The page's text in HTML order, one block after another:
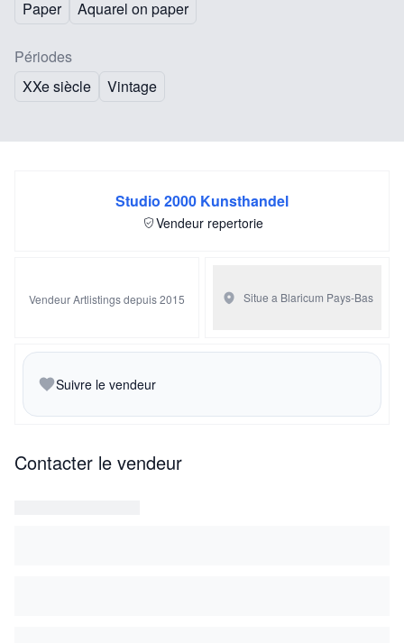
Paper
Aquarel on paper
Périodes
XXe siècle
Vintage
Studio 2000 Kunsthandel
Vendeur repertorie
Vendeur Artlistings depuis 2015 Situe a Blaricum Pays-Bas
Suivre le vendeur
Contacter le vendeur